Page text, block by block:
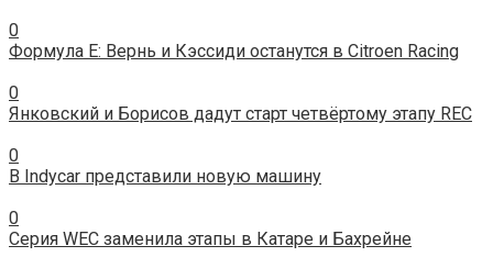
0
Формула Е: Вернь и Кэссиди останутся в Citroen Racing
0
Янковский и Борисов дадут старт четвёртому этапу REC
0
В Indycar представили новую машину
0
Серия WEC заменила этапы в Катаре и Бахрейне